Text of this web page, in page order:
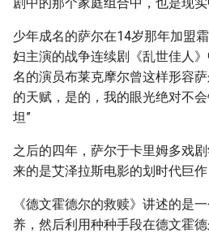
少年成名的萨尔在14岁那年加盟
妇主演的战争连续剧《乱世佳人
名的演员布莱克摩尔曾这样形容
的天赋，是的，我的眼光绝对不
坦”
之后的四年，萨尔于卡里姆多戏
来的是艾泽拉斯电影的划时代巨作
《德文霍德尔的救赎》讲述的是
养，然后利用种种手段在德文霍